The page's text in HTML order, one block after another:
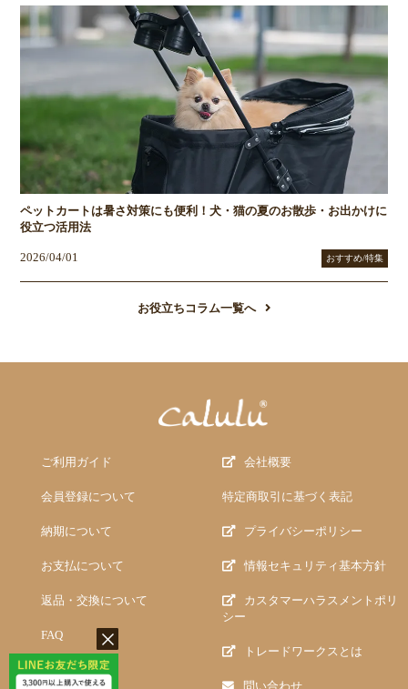
ペットカートは暑さ対策にも便利！犬・猫の夏のお散歩・お出かけに
役立つ活用法
2026/04/01 おすすめ/特集
お役立ちコラム一覧へ
ご利用ガイド
会員登録について
納期について
お支払について
返品・交換について
FAQ
会社概要
特定商取引に基づく表記
プライバシーポリシー
情報セキュリティ基本方針
カスタマーハラスメントポリ
シー
トレードワークスとは
問い合わせ